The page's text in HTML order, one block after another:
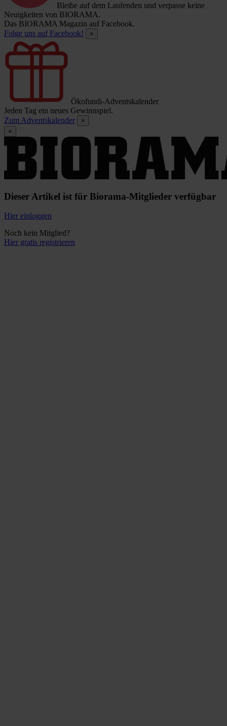
Bleibe auf dem Laufenden und verpasse keine
Neuigkeiten von BIORAMA.
Das BIORAMA Magazin auf Facebook.
Folge uns auf Facebook!
×
Ökofundi-Adventskalender
Jeden Tag ein neues Gewinnspiel.
Zum Adventskalender
×
×
Dieser Artikel ist für Biorama-Mitglieder verfügbar
Hier einloggen
Noch kein Mitglied?
Hier gratis registrieren